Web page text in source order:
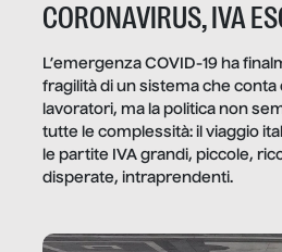
CORONAVIRUS, IVA
L’emergenza COVID-19 ha
fragilità di un sistema che conta
lavoratori, ma la politica non
tutte le complessità: il viaggio
le partite IVA grandi, piccole,
disperate, intraprendenti.